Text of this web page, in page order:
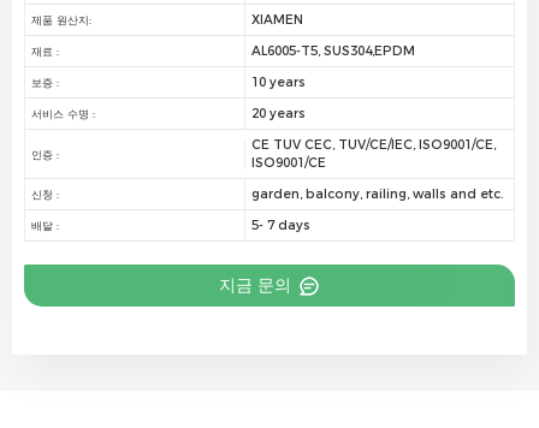
제품 원산지: XIAMEN
재료 : AL6005-T5, SUS304,EPDM
보증 : 10 years
서비스 수명 : 20 years
인증 :
CE TUV CEC, TUV/CE/IEC, ISO9001/CE,
ISO9001/CE
신청 : garden, balcony, railing, walls and etc.
배달 : 5- 7 days
지금 문의